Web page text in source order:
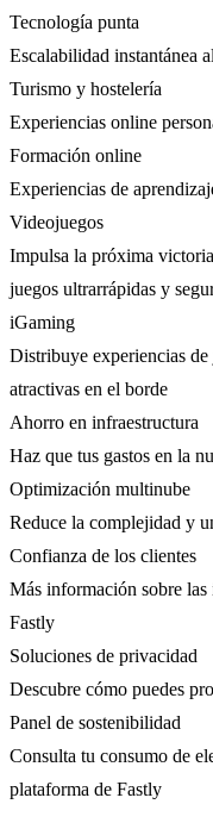
Tecnología punta
Escalabilidad instantánea
Turismo y hostelería
Experiencias online
Formación online
Experiencias de
Videojuegos
Impulsa la próxima
juegos ultrarrápidas y
iGaming
Distribuye experiencias
atractivas en el borde
Ahorro en infraestructura
Haz que tus gastos en la
Optimización multinube
Reduce la complejidad y
Confianza de los clientes
Más información sobre
Fastly
Soluciones de privacidad
Descubre cómo puedes
Panel de sostenibilidad
Consulta tu consumo de
plataforma de Fastly